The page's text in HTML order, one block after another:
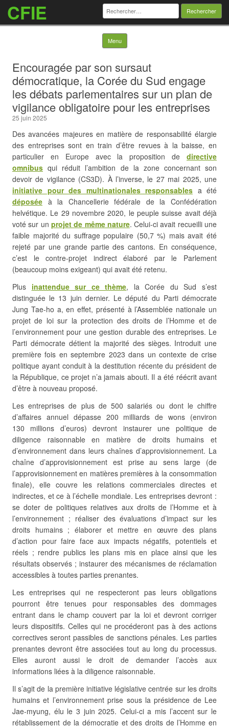
CFIE Rechercher :
Menu Skip to content
Encouragée par son sursaut
démocratique, la Corée du Sud engage
les débats parlementaires sur un plan de
vigilance obligatoire pour les entreprises
25 juin 2025
Des avancées majeures en matière de responsabilité élargie
des entreprises sont en train d’être revues à la baisse, en
particulier en Europe avec la proposition de directive
omnibus qui réduit l’ambition de la zone concernant son
devoir de vigilance (CS3D). À l’inverse, le 27 mai 2025, une
initiative pour des multinationales responsables a été
déposée à la Chancellerie fédérale de la Confédération
helvétique. Le 29 novembre 2020, le peuple suisse avait déjà
voté sur un projet de même nature. Celui-ci avait recueilli une
faible majorité du suffrage populaire (50,7 %) mais avait été
rejeté par une grande partie des cantons. En conséquence,
c’est le contre-projet indirect élaboré par le Parlement
(beaucoup moins exigeant) qui avait été retenu.
Plus inattendue sur ce thème, la Corée du Sud s’est
distinguée le 13 juin dernier. Le député du Parti démocrate
Jung Tae-ho a, en effet, présenté à l’Assemblée nationale un
projet de loi sur la protection des droits de l’Homme et de
l’environnement pour une gestion durable des entreprises. Le
Parti démocrate détient la majorité des sièges. Introduit une
première fois en septembre 2023 dans un contexte de crise
politique ayant conduit à la destitution récente du président de
la République, ce projet n’a jamais abouti. Il a été réécrit avant
d’être à nouveau proposé.
Les entreprises de plus de 500 salariés ou dont le chiffre
d’affaires annuel dépasse 200 milliards de wons (environ
130 millions d’euros) devront instaurer une politique de
diligence raisonnable en matière de droits humains et
d’environnement dans leurs chaînes d’approvisionnement. La
chaîne d’approvisionnement est prise au sens large (de
l’approvisionnement en matières premières à la consommation
finale), elle couvre les relations commerciales directes et
indirectes, et ce à l’échelle mondiale. Les entreprises devront :
se doter de politiques relatives aux droits de l’Homme et à
l’environnement ; réaliser des évaluations d’impact sur les
droits humains ; élaborer et mettre en œuvre des plans
d’action pour faire face aux impacts négatifs, potentiels et
réels ; rendre publics les plans mis en place ainsi que les
résultats observés ; instaurer des mécanismes de réclamation
accessibles à toutes parties prenantes.
Les entreprises qui ne respecteront pas leurs obligations
pourront être tenues pour responsables des dommages
entrant dans le champ couvert par la loi et devront corriger
leurs dispositifs. Celles qui ne procéderont pas à des actions
correctives seront passibles de sanctions pénales. Les parties
prenantes devront être associées tout au long du processus.
Elles auront aussi le droit de demander l’accès aux
informations liées à la diligence raisonnable.
Il s’agit de la première initiative législative centrée sur les droits
humains et l’environnement prise sous la présidence de Lee
Jae-myung, élu le 3 juin 2025. Celui-ci a mis l’accent sur le
rétablissement de la démocratie et des droits de l’Homme en